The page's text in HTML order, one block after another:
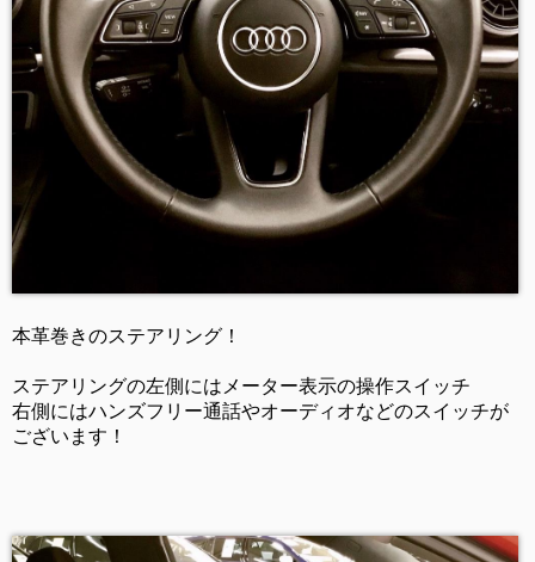
本革巻きのステアリング！
ステアリングの左側にはメーター表示の操作スイッチ
右側にはハンズフリー通話やオーディオなどのスイッチが
ございます！